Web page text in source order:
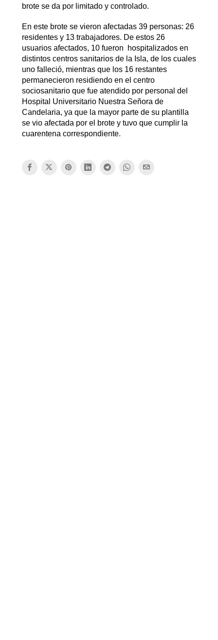
brote se da por limitado y controlado.
En este brote se vieron afectadas 39 personas: 26
residentes y 13 trabajadores. De estos 26
usuarios afectados, 10 fueron hospitalizados en
distintos centros sanitarios de la Isla, de los cuales
uno falleció, mientras que los 16 restantes
permanecieron residiendo en el centro
sociosanitario que fue atendido por personal del
Hospital Universitario Nuestra Señora de
Candelaria, ya que la mayor parte de su plantilla
se vio afectada por el brote y tuvo que cumplir la
cuarentena correspondiente.